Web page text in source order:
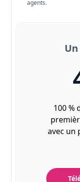
agents.
100 %
avec un